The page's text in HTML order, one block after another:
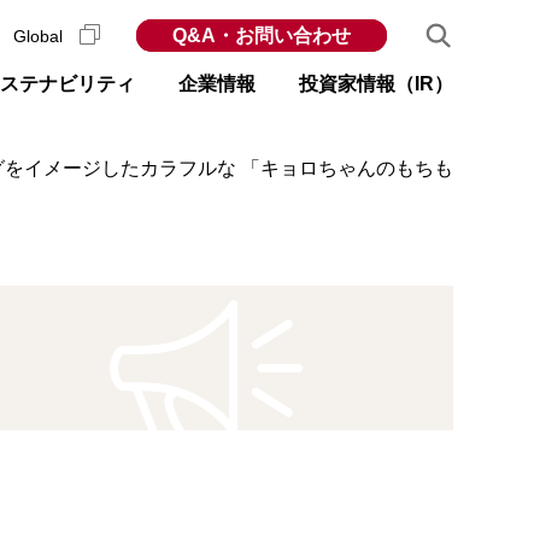
テナビリティ 企業情報 投資家情報（IR）
Global Q&A・お問い合わせ
イメージしたカラフルな 「キョロちゃんのもちも